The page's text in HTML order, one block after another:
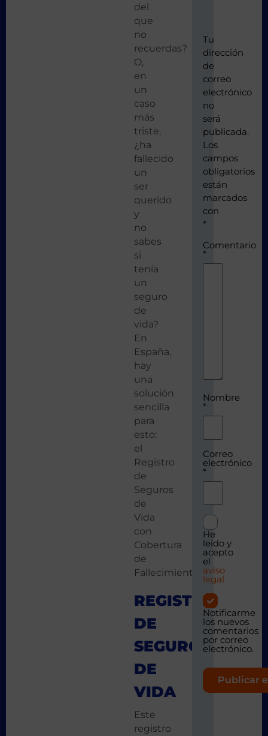
del
que
no
recuerdas?
O,
en
un
caso
más
triste,
¿ha
fallecido
un
ser
querido
y
no
sabes
si
tenía
un
seguro
de
vida?
En
España,
hay
una
solución
sencilla
para
esto:
el
Registro
de
Seguros
de
Vida
con
Cobertura
de
Fallecimiento
REGISTRO
DE
SEGUROS
DE
VIDA
Este
registro
Tu
dirección
de
correo
electrónico
no
será
publicada.
Los
campos
obligatorios
están
marcados
con
*
Comentario
*
Nombre
*
Correo
electrónico
*
He
leído y
acepto
el
aviso
legal
Notificarme
los nuevos
comentarios
por correo
electrónico.